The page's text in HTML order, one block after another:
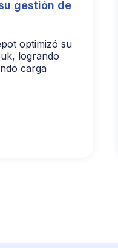
gestión de
optimizó su
logrando
carga